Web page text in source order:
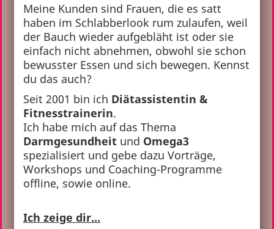
Meine Kunden sind Frauen, die es satt
haben im Schlabberlook rum zulaufen, weil
der Bauch wieder aufgebläht ist oder sie
einfach nicht abnehmen, obwohl sie schon
bewusster Essen und sich bewegen. Kennst
du das auch?
Seit 2001 bin ich Diätassistentin &
Fitnesstrainerin.
Ich habe mich auf das Thema
Darmgesundheit und Omega3
spezialisiert und gebe dazu Vorträge,
Workshops und Coaching-Programme
offline, sowie online.
Ich zeige dir...